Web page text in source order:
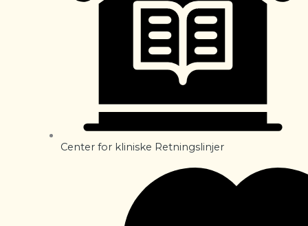
Center for kliniske Retningslinjer